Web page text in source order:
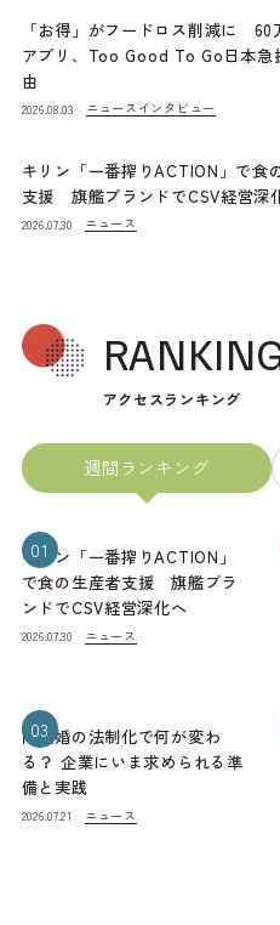
「お得」がフードロス削減に 60
アプリ、Too Good To Go日本急
由
2026.08.03 ニュース インタビュー
キリン「一番搾りACTION」で食
支援 旗艦ブランドでCSV経営深
2026.07.30 ニュース
アクセスランキング
週間ランキング
01
キリン「一番搾りACTION」
で食の生産者支援 旗艦ブラ
ンドでCSV経営深化へ
2026.07.30 ニュース
03
同性婚の法制化で何が変わ
る？ 企業にいま求められる準
備と実践
2026.07.21 ニュース